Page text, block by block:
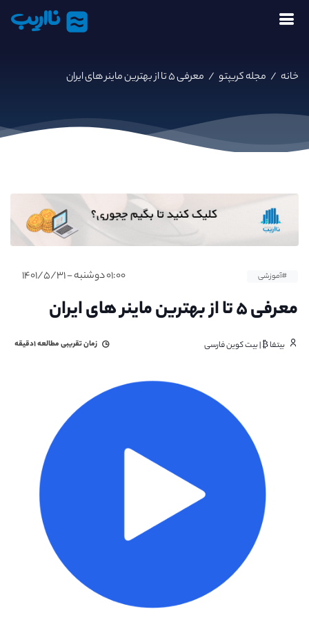
نااریب
خانه / مجله کریپتو / معرفی ۵ تا از بهترین ماینر های ایران
#آموزشی ۰۱:۰۰ دوشنبه - ۱۴۰۱/۵/۳۱
معرفی ۵ تا از بهترین ماینر های ایران
بیتفا ₿ | بیت کوین فارسی زمان تقریبی مطالعه۱دقیقه